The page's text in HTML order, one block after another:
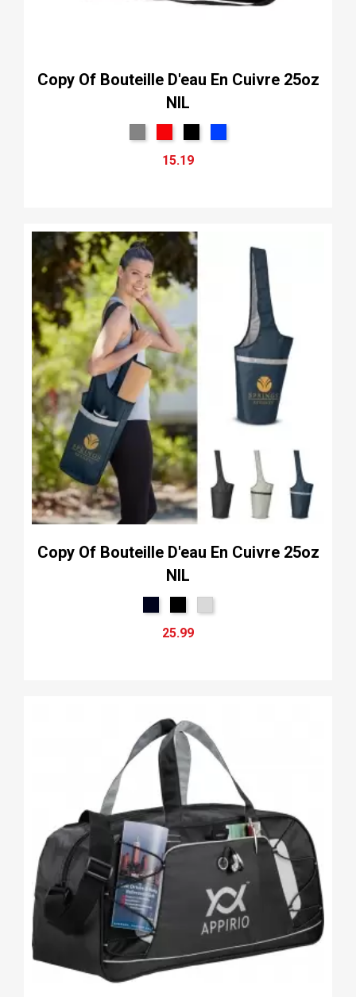
Copy Of Bouteille D'eau En Cuivre 25oz
NIL
15.19
Copy Of Bouteille D'eau En Cuivre 25oz
NIL
25.99